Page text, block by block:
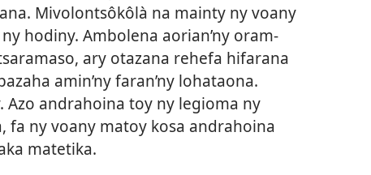
Mivolontsôkôlà na mainty ny voany
hodiny. Ambolena aorian’ny oram-
ary otazana rehefa hifarana
amin’ny faran’ny lohataona.
Azo andrahoina toy ny legioma ny
fa ny voany matoy kosa andrahoina
matetika.